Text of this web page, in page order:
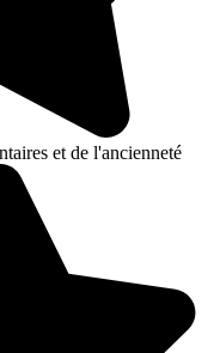
et de l'ancienneté